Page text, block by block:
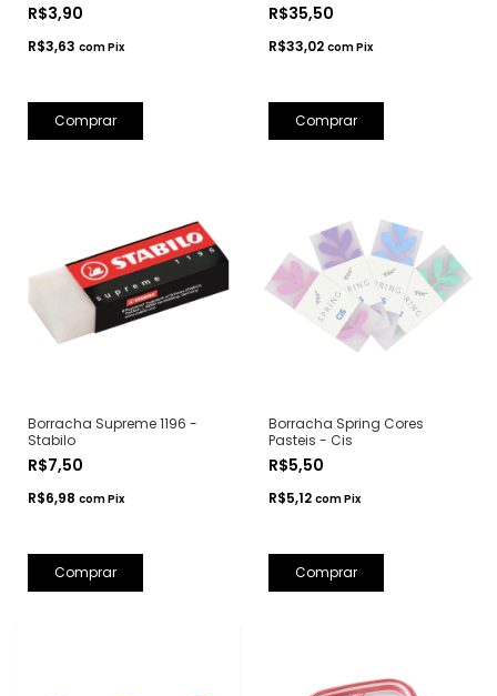
R$3,90
R$3,63 comPix
Comprar
R$35,50
R$33,02 comPix
Borracha Supreme 1196 -
Stabilo
R$7,50
R$6,98 comPix
Borracha Spring Cores
Pasteis - Cis
R$5,50
R$5,12 comPix
Comprar